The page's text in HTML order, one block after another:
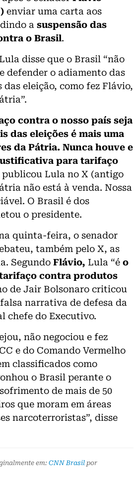
enviar uma carta aos
a suspensão das
o Brasil.
disse que o Brasil “não
defender o adiamento das
eleição, como fez Flávio,
contra o nosso país seja
das eleições é mais uma
da Pátria. Nunca houve e
para tarifaço
publicou Lula no X (antigo
não está à venda. Nossa
O Brasil é dos
o presidente.
quinta-feira, o senador
também pelo X, as
Segundo Flávio, Lula “é o
contra produtos
de Jair Bolsonaro criticou
narrativa de defesa da
chefe do Executivo.
não negociou e fez
e do Comando Vermelho
classificados como
o Brasil perante o
de mais de 50
que moram em áreas
narcoterroristas”, disse
em: CNN Brasil por